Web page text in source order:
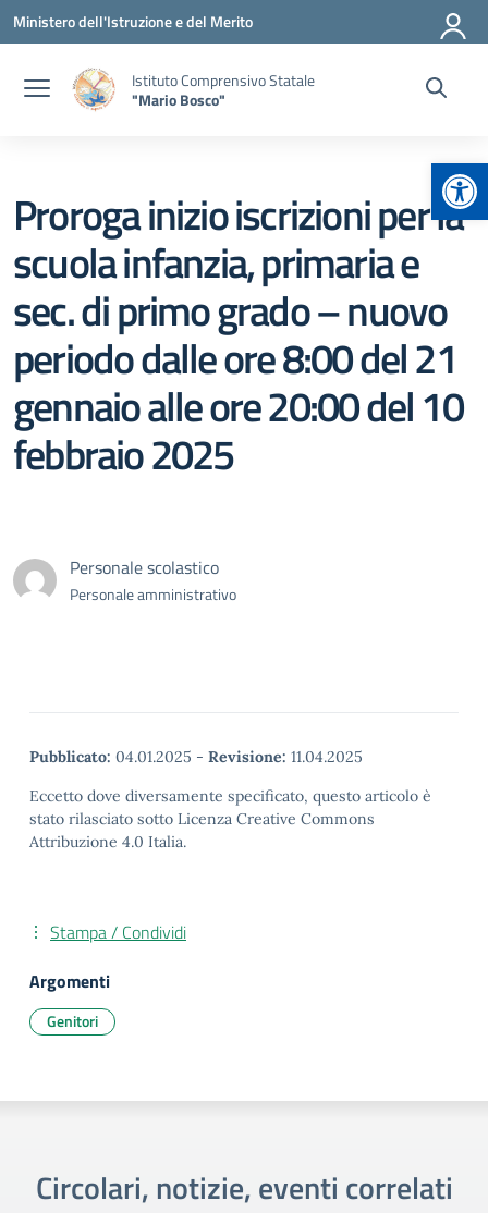
Vai ai contenuti
Vai al menu di navigazione
Vai al footer
Ministero dell'Istruzione e del Merito
Istituto Comprensivo Statale
"Mario Bosco"
Proroga inizio iscrizioni per la
scuola infanzia, primaria e
sec. di primo grado – nuovo
periodo dalle ore 8:00 del 21
gennaio alle ore 20:00 del 10
febbraio 2025
Personale scolastico
Personale amministrativo
Pubblicato: 04.01.2025 - Revisione: 11.04.2025
Eccetto dove diversamente specificato, questo articolo è
stato rilasciato sotto Licenza Creative Commons
Attribuzione 4.0 Italia.
Stampa / Condividi
Argomenti
Genitori
Circolari, notizie, eventi correlati